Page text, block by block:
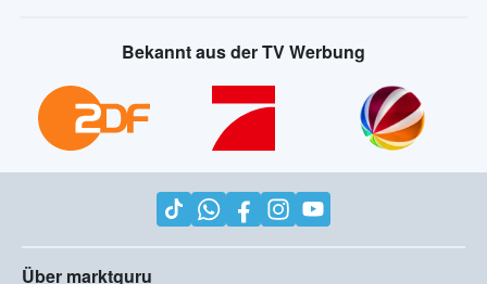
Bekannt aus der TV Werbung
Über marktguru